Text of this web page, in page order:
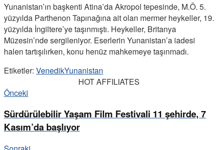
Yunanistan’ın başkenti Atina’da Akropol tepesinde, M.Ö. 5.
yüzyılda Parthenon Tapınağına ait olan mermer heykeller, 19.
yüzyılda İngiltere’ye taşınmıştı. Heykeller, Britanya
Müzesin’nde sergileniyor. Eserlerin Yunanistan’a iadesi
halen tartışılırken, konu henüz mahkemeye taşınmadı.
Etiketler: VenedikYunanistan
HOT AFFILIATES
Önceki
Sürdürülebilir Yaşam Film Festivali 11 şehirde, 7
Kasım’da başlıyor